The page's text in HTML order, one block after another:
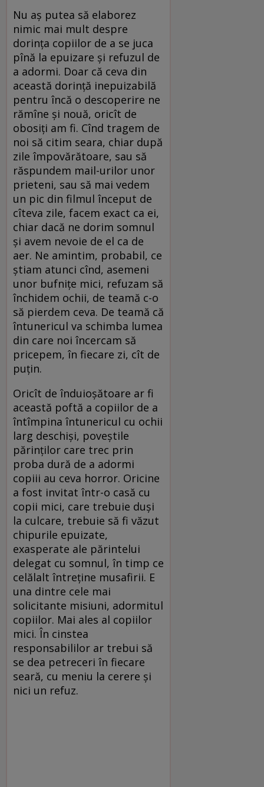
Nu aș putea să elaborez
nimic mai mult despre
dorința copiilor de a se juca
pînă la epuizare și refuzul de
a adormi. Doar că ceva din
această dorință inepuizabilă
pentru încă o descoperire ne
rămîne și nouă, oricît de
obosiți am fi. Cînd tragem de
noi să citim seara, chiar după
zile împovărătoare, sau să
răspundem mail-urilor unor
prieteni, sau să mai vedem
un pic din filmul început de
cîteva zile, facem exact ca ei,
chiar dacă ne dorim somnul
și avem nevoie de el ca de
aer. Ne amintim, probabil, ce
știam atunci cînd, asemeni
unor bufnițe mici, refuzam să
închidem ochii, de teamă c-o
să pierdem ceva. De teamă că
întunericul va schimba lumea
din care noi încercam să
pricepem, în fiecare zi, cît de
puțin.
Oricît de înduioșătoare ar fi
această poftă a copiilor de a
întîmpina întunericul cu ochii
larg deschiși, poveștile
părinților care trec prin
proba dură de a adormi
copiii au ceva horror. Oricine
a fost invitat într-o casă cu
copii mici, care trebuie duși
la culcare, trebuie să fi văzut
chipurile epuizate,
exasperate ale părintelui
delegat cu somnul, în timp ce
celălalt întreține musafirii. E
una dintre cele mai
solicitante misiuni, adormitul
copiilor. Mai ales al copiilor
mici. În cinstea
responsabililor ar trebui să
se dea petreceri în fiecare
seară, cu meniu la cerere și
nici un refuz.